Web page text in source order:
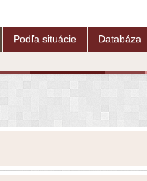
Podľa situácie Databáza